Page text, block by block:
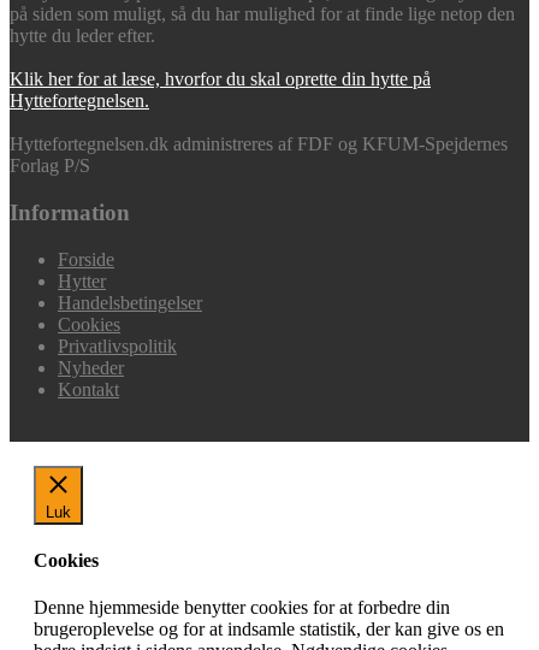
på siden som muligt, så du har mulighed for at finde lige netop den
hytte du leder efter.
Klik her for at læse, hvorfor du skal oprette din hytte på
Hyttefortegnelsen.
Hyttefortegnelsen.dk administreres af FDF og KFUM-Spejdernes
Forlag P/S
Information
Forside
Hytter
Handelsbetingelser
Cookies
Privatlivspolitik
Nyheder
Kontakt
Luk
Cookies
Denne hjemmeside benytter cookies for at forbedre din
brugeroplevelse og for at indsamle statistik, der kan give os en